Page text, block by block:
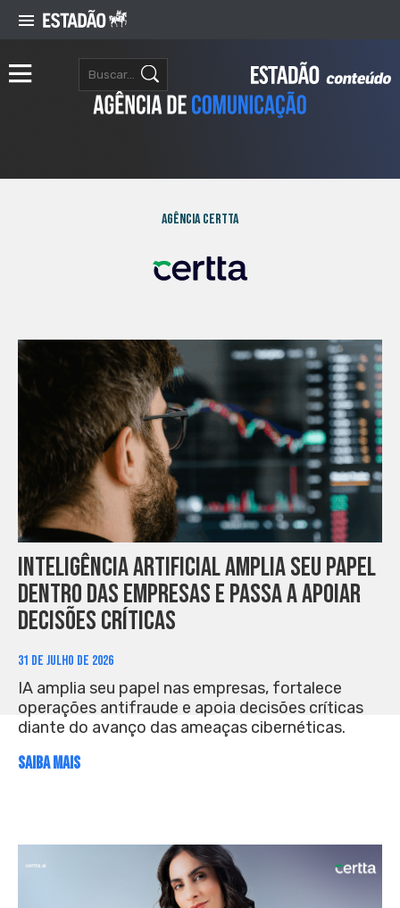
Agência Certta
Inteligência artificial amplia seu papel
dentro das empresas e passa a apoiar
decisões críticas
31 DE JULHO DE 2026
IA amplia seu papel nas empresas, fortalece
operações antifraude e apoia decisões críticas
diante do avanço das ameaças cibernéticas.
SAIBA MAIS